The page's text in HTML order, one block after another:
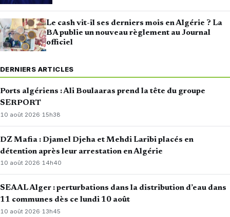
Le cash vit-il ses derniers mois en Algérie ? La
BA publie un nouveau règlement au Journal
officiel
DERNIERS ARTICLES
Ports algériens : Ali Boulaaras prend la tête du groupe
SERPORT
10 août 2026·15h38
DZ Mafia : Djamel Djeha et Mehdi Laribi placés en
détention après leur arrestation en Algérie
10 août 2026·14h40
SEAAL Alger : perturbations dans la distribution d’eau dans
11 communes dès ce lundi 10 août
10 août 2026· 13h45